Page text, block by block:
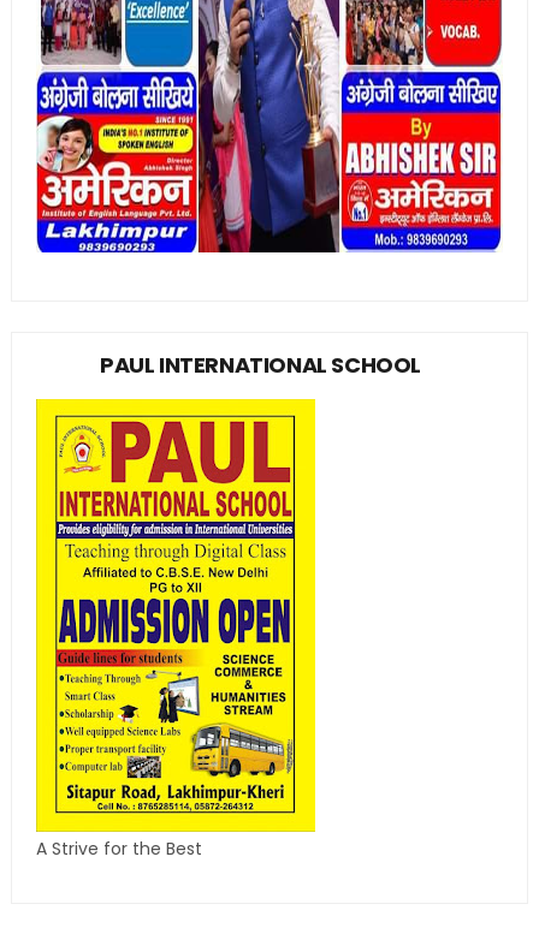
PAUL INTERNATIONAL SCHOOL
A Strive for the Best